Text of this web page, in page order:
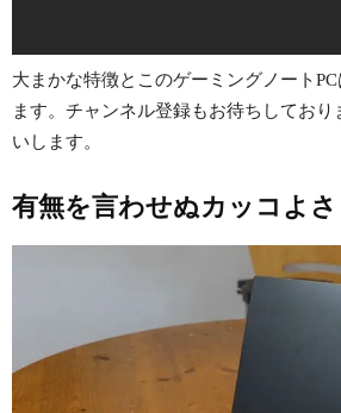
大まかな特徴とこのゲーミングノート
ます。チャンネル登録もお待ちしてお
いします。
有無を言わせぬカッコよさ